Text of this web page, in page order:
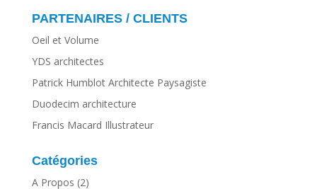
PARTENAIRES / CLIENTS
Oeil et Volume
YDS architectes
Patrick Humblot Architecte Paysagiste
Duodecim architecture
Francis Macard Illustrateur
Catégories
A Propos (2)